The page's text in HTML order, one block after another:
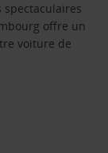
spectaculaires
offre un
voiture de